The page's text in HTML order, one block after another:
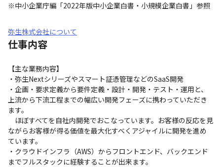
※中小企業庁編「2022年版中小企業白書・小規模企業白書」参照
弥生株式会社について
仕事内容
【主な業務内容】
・弥生Nextシリーズやスマート証憑管理などのSaaS開発
・企画・要求定義から要件定義・設計・開発・テスト・運用と、
上流から下流工程までの幅広い開発フェーズに携わっていただき
ます。
ほぼすべてを自社内開発でおこなっています。お客様の反応を見
ながらお客様が得る価値を最大化すべくアジャイルに開発を進め
ています。
・クラウドインフラ（AWS）からフロントエンド、バックエンド
までフルスタックに経験することが出来ます。